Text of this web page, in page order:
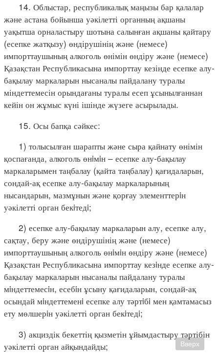
14. Облыстар, республикалық маңызы бар қалалар
және астана бойынша уәкілетті органның ақшаны
уақытша орналастыру шотына салынған ақшаны қайтару
(есепке жатқызу) өндірушінің және (немесе)
импорттаушының алкоголь өнімін өндіру және (немесе)
Қазақстан Республикасына импорттау кезінде есепке алу-
бақылау маркаларын нысаналы пайдалану туралы
міндеттемесін орындағаны туралы есеп ұсынылғаннан
кейін он жұмыс күні ішінде жүзеге асырылады.
15. Осы бапқа сәйкес:
1) толысылған шарапты және сыра қайнату өнімін
қоспағанда, алкоголь өнiмiн – есепке алу-бақылау
маркаларымен таңбалау (қайта таңбалау) қағидаларын,
сондай-ақ есепке алу-бақылау маркаларының
нысандарын, мазмұнын және қорғау элементтерiн
уәкілетті орган бекiтедi;
2) есепке алу-бақылау маркаларын алу, есепке алу,
сақтау, беру және өндірушінің және (немесе)
импорттаушының алкоголь өнiмiн өндіру және (немесе)
Қазақстан Республикасына импорттау кезiнде есепке алу-
бақылау маркаларын нысаналы пайдалану туралы
мiндеттемесiн, есебiн ұсыну қағидаларын, сондай-ақ
осындай мiндеттеменi есепке алу тәртiбi мен қамтамасыз
ету мөлшерiн уәкілетті орган бекiтедi;
3) акциздік бекеттің қызметін ұйымдастыру тәртібін
уәкілетті орган айқындайды;
Вверх